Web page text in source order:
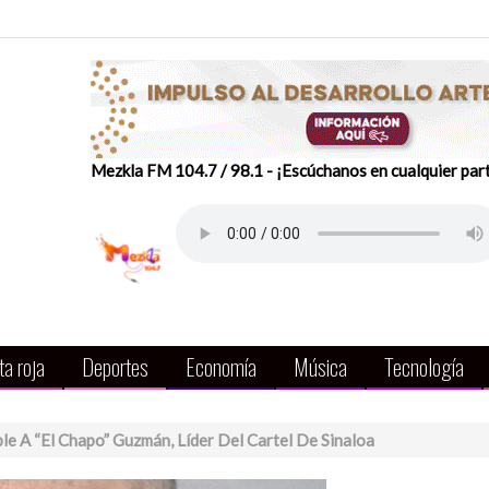
Mezkla FM 104.7 / 98.1 - ¡Escúchanos en cualquier
roja Deportes Economía Música Tecnología
A “El Chapo” Guzmán, Líder Del Cartel De Sinaloa